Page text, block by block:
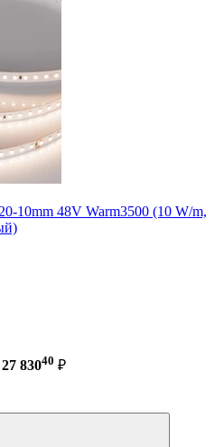
10mm 48V Warm3500 (10 W/m,
27 83040 ₽